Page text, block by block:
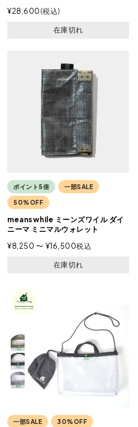
¥28,600 税込
在庫切れ
ポイント5倍 一部SALE
50%OFF
meanswhile ミーンズワイル ダイ
ニーマ ミニマルウォレット
¥8,250 〜 ¥16,500税込
在庫切れ
一部SALE 30%OFF